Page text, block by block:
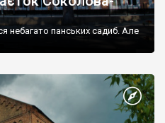
небагато панських садиб. Але